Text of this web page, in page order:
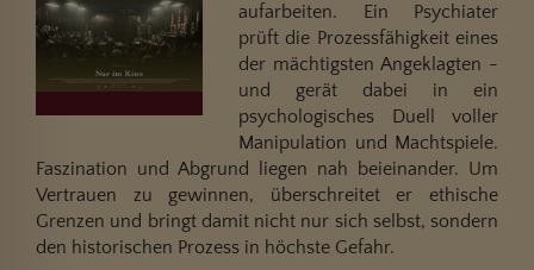
aufarbeiten. Ein Psychiater
prüft die Prozessfähigkeit eines
der mächtigsten Angeklagten -
und gerät dabei in ein
psychologisches Duell voller
Manipulation und Machtspiele.
Faszination und Abgrund liegen nah beieinander. Um
Vertrauen zu gewinnen, überschreitet er ethische
Grenzen und bringt damit nicht nur sich selbst, sondern
den historischen Prozess in höchste Gefahr.